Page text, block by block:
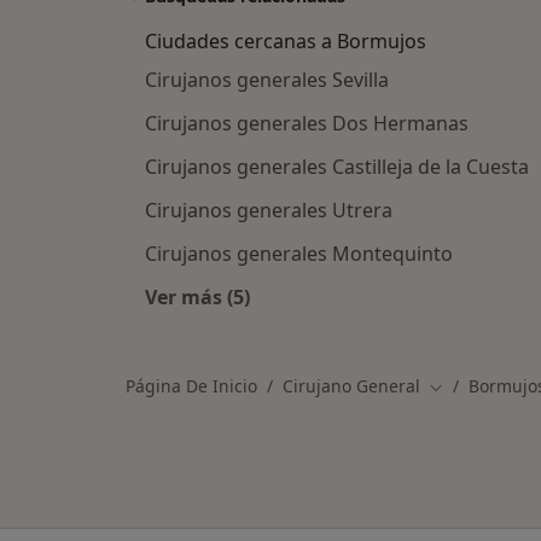
Ciudades cercanas a Bormujos
Cirujanos generales Sevilla
Cirujanos generales Dos Hermanas
Cirujanos generales Castilleja de la Cuesta
Cirujanos generales Utrera
Cirujanos generales Montequinto
Ver más (5)
Página De Inicio Cirujano General Cambiar de